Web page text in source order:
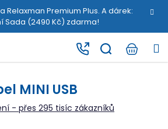
Relaxman Premium Plus. A dárek:
Sada (2490 Kč) zdarma!
MINI USB
- přes 295 tisíc zákazníků